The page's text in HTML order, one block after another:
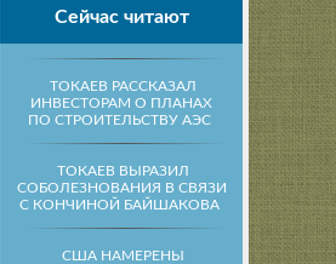
Сейчас читают
ТОКАЕВ РАССКАЗАЛ
ИНВЕСТОРАМ О ПЛАНАХ
ПО СТРОИТЕЛЬСТВУ АЭС
ТОКАЕВ ВЫРАЗИЛ
СОБОЛЕЗНОВАНИЯ В СВЯЗИ
С КОНЧИНОЙ БАЙШАКОВА
США НАМЕРЕНЫ